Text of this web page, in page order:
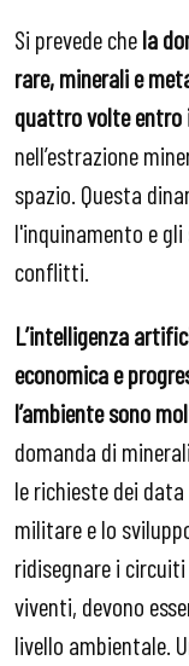
Si prevede chela
rare, minerali e
quattro volte entro
nell’estrazione
spazio. Questa
l'inquinamento e
conflitti.
L’intelligenza
economica e
l’ambiente sono
domanda di
le richieste dei data
militare e lo
ridisegnare i
viventi, devono
livello ambientale.